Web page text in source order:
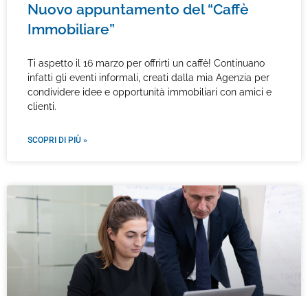
Nuovo appuntamento del “Caffè
Immobiliare”
Ti aspetto il 16 marzo per offrirti un caffè! Continuano
infatti gli eventi informali, creati dalla mia Agenzia per
condividere idee e opportunità immobiliari con amici e
clienti.
SCOPRI DI PIÙ »